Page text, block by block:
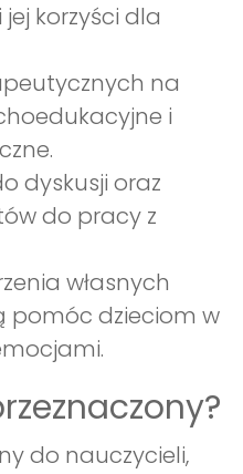
korzyści dla
na
i
dyskusji oraz
do pracy z
własnych
pomóc dzieciom w
do nauczycieli,